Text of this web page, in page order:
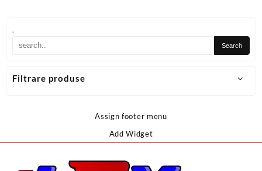
.
Filtrare produse
Assign footer menu
Add Widget